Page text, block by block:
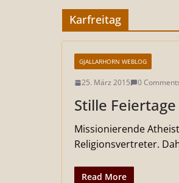
Karfreitag
GJALLARHORN WEBLOG
25. März 2015 0
Stille
Missionierende
Religionsvertreter.
Read More